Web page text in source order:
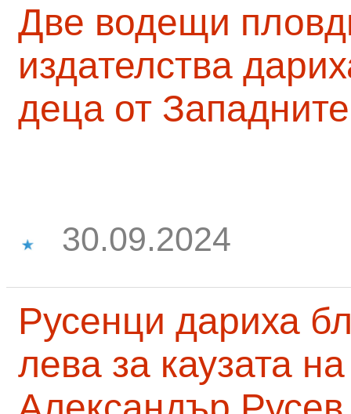
Две водещи
издателства
деца от
30.09.2024
Русенци дариха
лева за каузата